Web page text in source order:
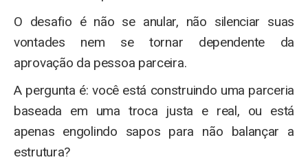
O desafio é não se anular, não silenciar suas
vontades nem se tornar dependente da
aprovação da pessoa parceira.
A pergunta é: você está construindo uma parceria
baseada em uma troca justa e real, ou está
apenas engolindo sapos para não balançar a
estrutura?